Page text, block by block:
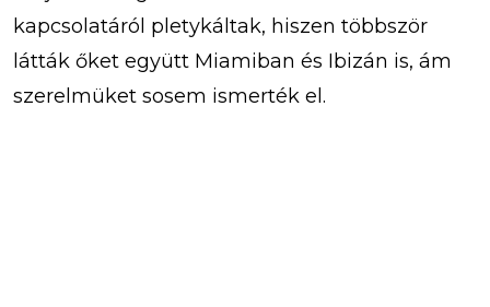
kapcsolatáról pletykáltak, hiszen többször
látták őket együtt Miamiban és Ibizán is, ám
szerelmüket sosem ismerték el.